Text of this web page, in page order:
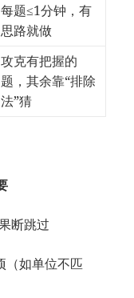
每题≤1分钟，有
思路就做
攻克有把握的
题，其余靠“排除
法”猜
断跳过
（如单位不匹